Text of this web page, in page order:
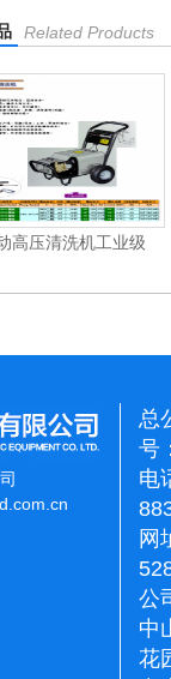
Related Products
工业级 电动高
总
号
电
网
公
中
花